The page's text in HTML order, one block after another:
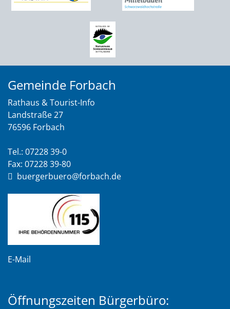
Gemeinde Forbach
Rathaus & Tourist-Info
Landstraße 27
76596 Forbach
Tel.: 07228 39-0
Fax: 07228 39-80
buergerbuero@forbach.de
E-Mail
Öffnungszeiten Bürgerbüro: